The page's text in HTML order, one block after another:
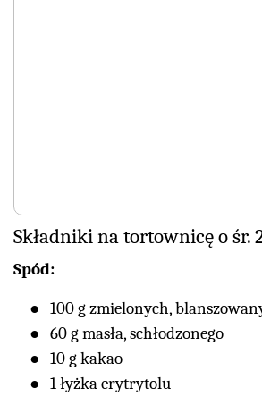
Składniki na tortownicę o śr.
Spód:
100 g zmielonych,
60 g masła, schłodzonego
10 g kakao
1 łyżka erytrytolu